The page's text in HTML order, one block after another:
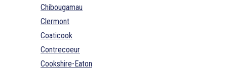
Chibougamau
Clermont
Coaticook
Contrecoeur
Cookshire-Eaton